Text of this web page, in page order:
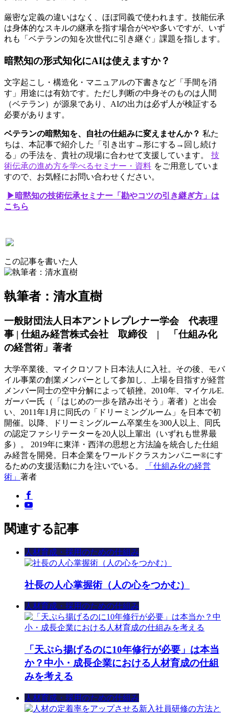
厳密な定義の違いはなく、ほぼ同義で使われます。技能伝承
は身体的なスキルの継承を指す場合がやや多いですが、いず
れも「ベテランの知を次世代に引き継ぐ」課題を指します。
暗黙知の形式知化にAIは使えますか？
文字起こし・構造化・マニュアルの下書きなど「手間を消
す」用途には有効です。ただし判断の中身そのものは人間
（ベテラン）が源泉であり、AIの出力は必ず人が検証する
必要があります。
ベテランの暗黙知を、自社の仕組みに変えませんか？ 私た
ちは、本記事で紹介した「引き出す→形にする→回し続け
る」の手法を、貴社の現場に合わせて支援しています。
技
術伝承の進め方を学べるセミナー・資料 をご用意していま
すので、お気軽にお問い合わせください。
▶暗黙知の技術伝承セミナー「 勘やコツの引き継ぎ方」は
こちら
この記事を書いた人
執筆者：清水直樹
一般財団法人日本アントレプレナー学会 代表理
事 | 仕組み経営株式会社 取締役 | 「仕組み化
の経営術」著者
大学卒業後、マイクロソフト日本法人に入社。その後、モバ
イル事業の創業メンバーとして参加し、上場を目指すが経営
メンバー同士の空中分解によって頓挫。2010年、マイケルE.
ガーバー氏（「はじめの一歩を踏み出そう」著者）と出会
い、2011年1月に同氏の「ドリーミングルーム」を日本で初
開催。以降、ドリーミングルーム卒業生を300人以上、同氏
の認定ファシリテーターを20人以上輩出（いずれも世界最
多）。 2019年に東洋・西洋の思想と方法論を統合した仕組
み経営を開発。日本企業をワールドクラスカンパニー®にす
るための支援活動に力を注いでいる。
「仕組み化の経営
術」 著者
関連する記事
人材育成・採用のための仕組み
社長の人心掌握術（人の心をつかむ）
人材育成・採用のための仕組み
「天ぷら揚げるのに10年修行が必要」は本当
か？中小・成長企業における人材育成の仕組
みを考える
人材育成・採用のための仕組み